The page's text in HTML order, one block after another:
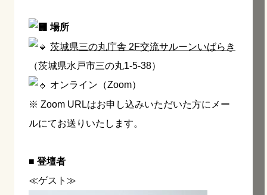
場所
茨城県三の丸庁舎 2F交流サルーンいばらき
（茨城県水戸市三の丸1-5-38）
オンライン（Zoom）
※ Zoom URLはお申し込みいただいた方にメー
ルにてお送りいたします。
■ 登壇者
≪ゲスト≫